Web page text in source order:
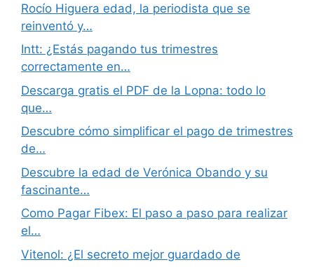
Rocío Higuera edad, la periodista que se
reinventó y…
Intt: ¿Estás pagando tus trimestres
correctamente en…
Descarga gratis el PDF de la Lopna: todo lo
que…
Descubre cómo simplificar el pago de trimestres
de…
Descubre la edad de Verónica Obando y su
fascinante…
Como Pagar Fibex: El paso a paso para realizar
el…
Vitenol: ¿El secreto mejor guardado de